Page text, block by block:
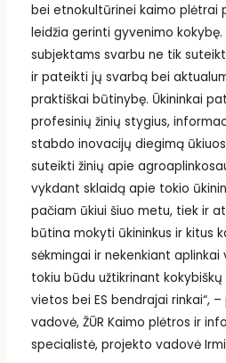
bei etnokultūrinei kaimo plėtrai
leidžia gerinti gyvenimo kokybę.
subjektams svarbu ne tik
ir pateikti jų svarbą bei
praktiškai būtinybę. Ūkininkai
profesinių žinių stygius,
stabdo inovacijų diegimą
suteikti žinių apie
vykdant sklaidą apie tokio
pačiam ūkiui šiuo metu, tiek ir
būtina mokyti ūkininkus ir kitus
sėkmingai ir nekenkiant
tokiu būdu užtikrinant
vietos bei ES bendrajai rinkai“,
vadovė, ŽŪR Kaimo plėtros ir
specialistė, projekto vadovė